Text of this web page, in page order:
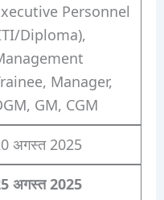
Personnel
Diploma),
Manager,
GM, CGM
अगस्त 2025
अगस्त 2025